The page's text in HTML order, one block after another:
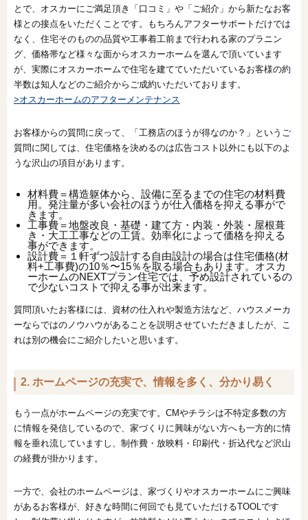
とで、オスカーにご満足頂き「口コミ」や「ご紹介」から新たなお客
様との接点をいただくことです。もちろんアフターサポートだけでは
なく、住宅そのものの品質や工事着工前まで行われる家のプラニン
グ、価格帯など様々な面からオスカーホームを選んで頂いています
が、実際にオスカーホームで住宅を建てていただいているお客様の約
半数は知人などのご紹介からご成約いただいております。
>オスカーホームのアフターメンテナンス
お客様からの質問に戻って、「工務店のほうが得なのか？」というご
質問に関しては、住宅価格を決めるのは広告コスト以外にも以下のよ
うな沢山の項目があります。
材料費＝構造躯体から、設備に至るまでの住宅の材料費
用。発注量が多い会社のほうが仕入価格を抑える事がで
きます。
工事費＝地盤改良・基礎・建て方・内装・外装・屋根葺
き・大工工事などの工賃。効率化によって価格を抑える
事ができます。
設計費＝１軒ずつ設計する自由設計の場合は住宅価格(材
料+工事費)の10％〜15％を取る場合もあります。オスカ
ーホームのNEXTプラン住宅では、予め設計されているの
で少ないコストで抑える事が出来ます。
質問頂いたお客様には、資材の仕入れや製造方法など、ハウスメーカ
ーならではのノウハウがあることを説明させていただきましたが、こ
れは別の機会にご紹介したいと思います。
2. ホームページの充実で、情報を多く、分かり易く
もう一点がホームページの充実です。CMやチラシは不特定多数の方
に情報を発信しているので、家づくりに興味がない方へも一方的に情
報を垂れ流していますし、制作費・放映料・印刷代・折込代など沢山
の経費が掛かります。
一方で、会社のホームページは、家づくりやオスカーホームにご興味
があるお客様が、好きな時間に何回でも見ていただけるTOOLです